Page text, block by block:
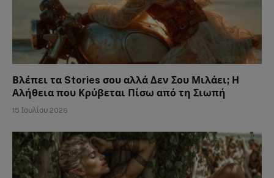
Βλέπει τα Stories σου αλλά Δεν Σου Μιλάει; Η
Αλήθεια που Κρύβεται Πίσω από τη Σιωπή
15 Ιουλίου 2026